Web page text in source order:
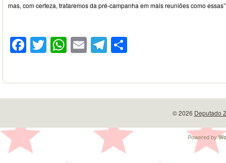
mas, com certeza, trataremos da pré-campanha em mais reuniões como
Facebook
Twitter
WhatsApp
EmailTelegram
© 2026 Deputado
Powered by